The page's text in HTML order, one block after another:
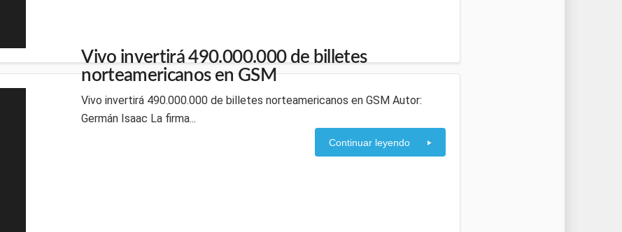
Vivo invertirá 490.000.000 de billetes
norteamericanos en GSM
Vivo invertirá 490.000.000 de billetes norteamericanos en GSM Autor:
Germán Isaac La firma...
Continuar leyendo